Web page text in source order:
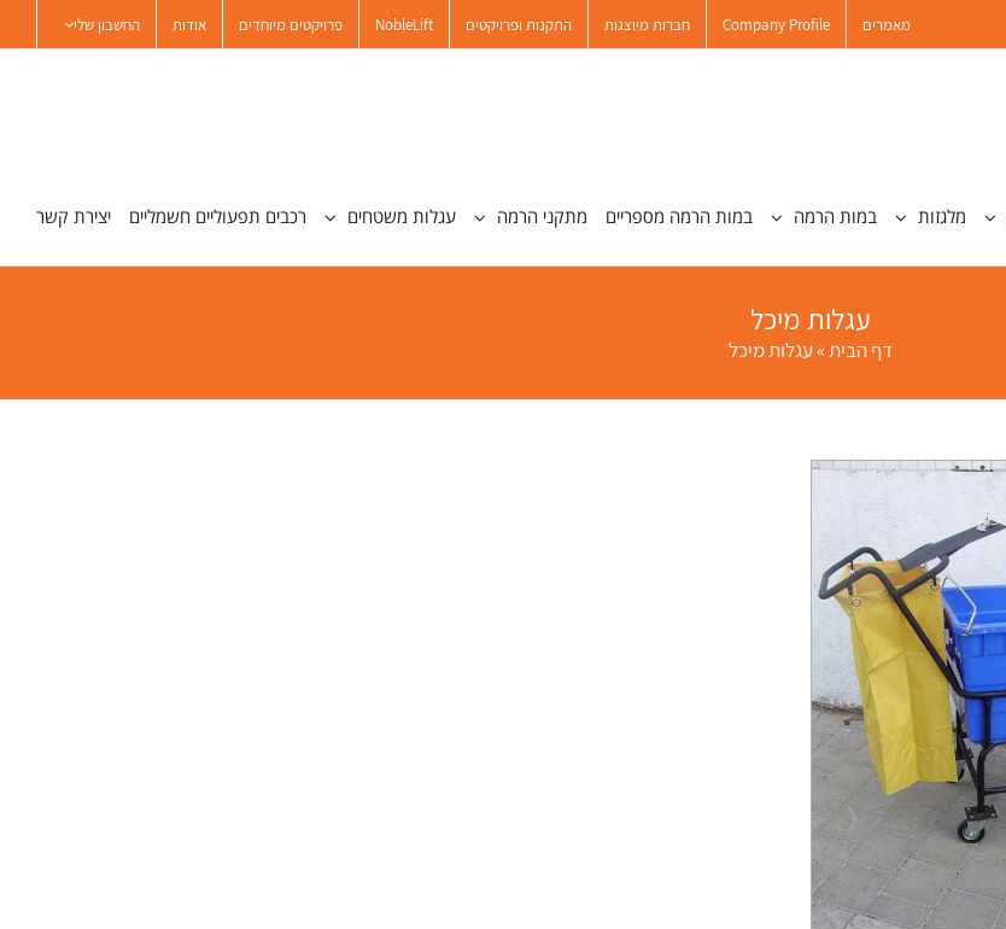
מאמרים Company Profile חברות מיוצגות התקנות ופרויקטים NobleLift פרויקטים מיוחדים אודות החשבון שלי
מלגזות במות הרמה במות הרמה מספריים מתקני הרמה עגלות משטחים רכבים תפעוליים חשמליים יצירת קשר
עגלות מיכל
דף הבית»עגלות מיכל